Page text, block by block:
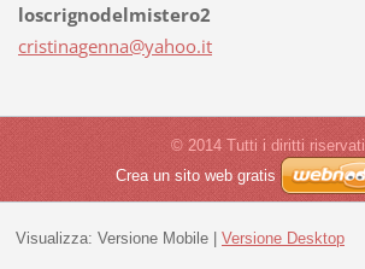
loscrignodelmistero2
cristinagenna@yahoo.it
© 2014 Tutti i diritti riservati.
Crea un sito web gratis
Visualizza: Versione Mobile| Versione Desktop